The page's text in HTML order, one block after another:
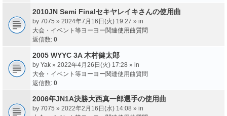
2010JN Semi Finalセキヤレイキさんの使用曲
by 7075 » 2024年7月16日(火) 19:27 » in
大会・イベント等ヨーヨー関連使用曲質問
返信数: 0
2005 WYYC 3A 木村健太郎
by Yak » 2022年4月26日(火) 17:28 » in
大会・イベント等ヨーヨー関連使用曲質問
返信数: 0
2006年JN1A決勝大西真一郎選手の使用曲
by 7075 » 2022年2月16日(水) 14:08 » in